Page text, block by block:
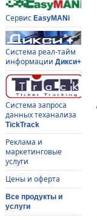
Сервис EasyMANi
Система реал-тайм
информации Дикси+
Система запроса
данных теханализа
TickTrack
Реклама и
маркетинговые
услуги
Цены и оферта
Все продукты и
услуги